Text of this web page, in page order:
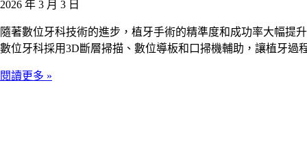
2026 年 3 月 3 日
隨著數位牙科技術的進步，植牙手術的精準度和成功率大幅提
數位牙科採用3D斷層掃描、數位導板和口掃機輔助，讓植牙
閱讀更多 »